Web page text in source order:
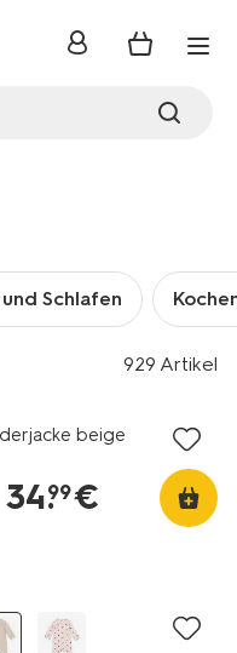
Anmelden
Schlafen
929 Artikel
beige
34.
99€